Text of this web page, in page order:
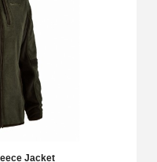
Jacket